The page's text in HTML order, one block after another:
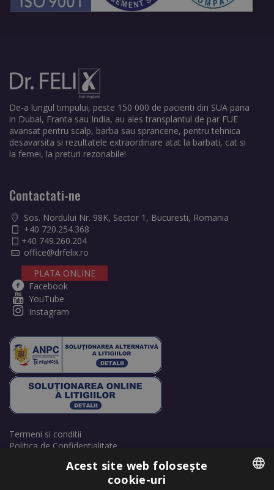
De-a lungul timpului, peste 150 000 de pacienti din SUA pana
in Dubai, Franta sau India, au ales transplantul de par FUE
avansat pentru scalp, barba sau sprancene, pentru tehnica
desavarsita si rezultatele extraordinare atat la barbati, cat si
la femei, la preturi rezonabile!
Contactati-ne
Sos. Nordului Nr. 98K, Sector 1, Bucuresti, Romania
+40 720.254.368
+40 749.260.204
office@drfelix.ro
PLATA ONLINE
Facebook
YouTube
Instagram
Termeni si conditii
Politica de Confidentialitate
Retrage consimțământ cookie-uri
Acest site web folosește
cookie-uri